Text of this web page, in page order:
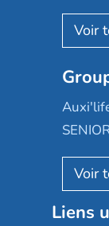
Nexity
Les
Occitalia
Reseda
Stella
Les
Korian
Emera
Groupe
Le
Almage
AGE
Liens